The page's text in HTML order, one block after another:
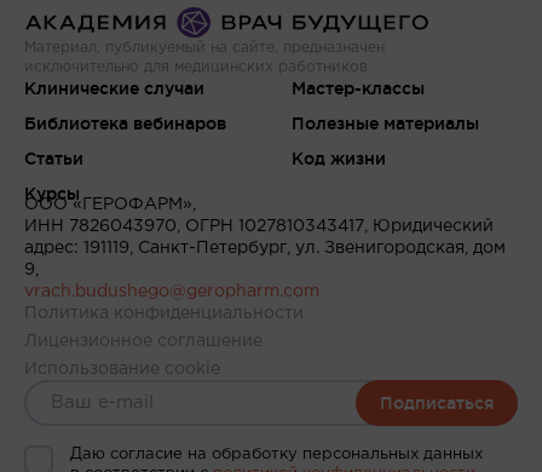
Материал, публикуемый на сайте, предназначен
исключительно для медицинских работников
Клинические случаи
Библиотека вебинаров
Статьи
Курсы
Мастер-классы
Полезные материалы
Код жизни
ООО «ГЕРОФАРМ»,
ИНН 7826043970, ОГРН 1027810343417, Юридический
адрес: 191119, Санкт-Петербург, ул. Звенигородская, дом
9,
vrach.budushego@geropharm.com
Политика конфиденциальности
Лицензионное соглашение
Использование cookie
Подписаться
Даю согласие на обработку персональных данных